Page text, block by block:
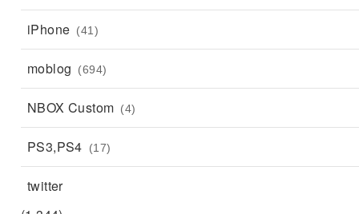
iPhone (41)
moblog (694)
NBOX Custom (4)
PS3,PS4 (17)
twitter